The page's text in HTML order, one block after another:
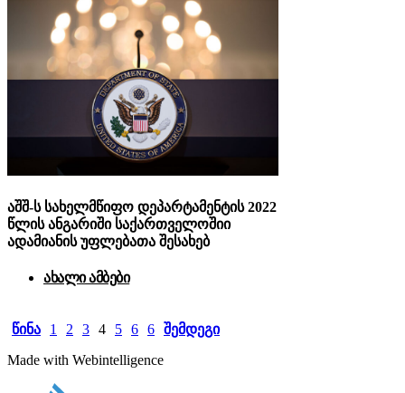
აშშ-ს სახელმწიფო დეპარტამენტის 2022
წლის ანგარიში საქართველოშიი
ადამიანის უფლებათა შესახებ
ახალი ამბები
ᲬᲘᲜᲐ 1 2 3 4 5 6 6 ᲨᲔᲛᲓᲔᲒᲘ
Made with Webintelligence